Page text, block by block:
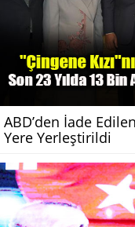
ABD’den İade
Yere Yerleştirildi